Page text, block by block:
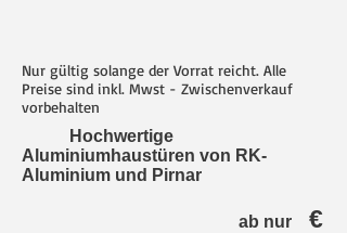
Nur gültig solange der Vorrat reicht. Alle
Preise sind inkl. Mwst - Zwischenverkauf
vorbehalten
Hochwertige
Aluminiumhaustüren von RK-
Aluminium und Pirnar
ab nur €